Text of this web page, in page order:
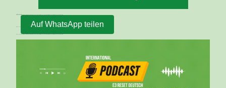
Auf WhatsApp teilen